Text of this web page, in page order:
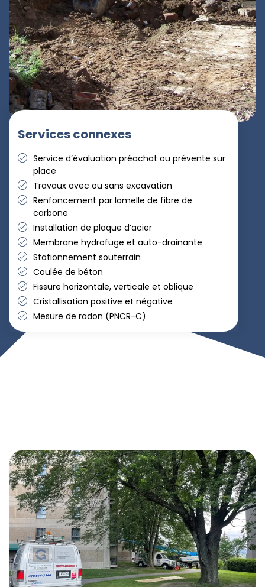
Services connexes
Service d’évaluation préachat ou prévente sur
place
Travaux avec ou sans excavation
Renfoncement par lamelle de fibre de
carbone
Installation de plaque d’acier
Membrane hydrofuge et auto-drainante
Stationnement souterrain
Coulée de béton
Fissure horizontale, verticale et oblique
Cristallisation positive et négative
Mesure de radon (PNCR-C)